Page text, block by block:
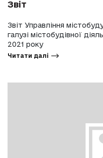
Звіт
Звіт Управління
галузі містобудівної
2021 року
Читати далі